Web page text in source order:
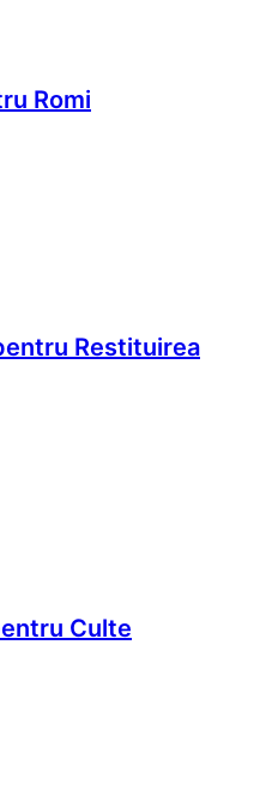
Romi
Restituirea
Culte